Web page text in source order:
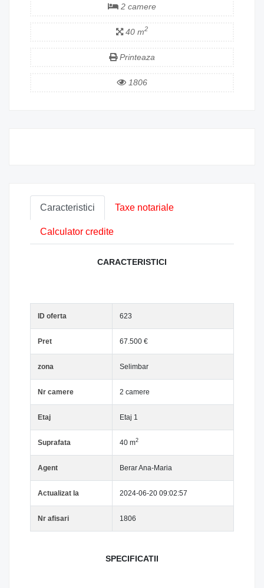
2 camere
40 m2
Printeaza
1806
Caracteristici Taxe notariale
Calculator credite
CARACTERISTICI
ID oferta 623
Pret 67.500 €
zona Selimbar
Nr camere 2 camere
Etaj Etaj 1
Suprafata 40 m2
Agent Berar Ana-Maria
Actualizat la 2024-06-20 09:02:57
Nr afisari 1806
SPECIFICATII